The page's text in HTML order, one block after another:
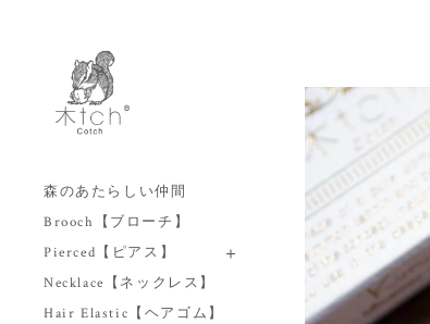
森のあたらしい仲間
Brooch【ブローチ】
Pierced【ピアス】
Necklace【ネックレス】
Hair Elastic【ヘアゴム】